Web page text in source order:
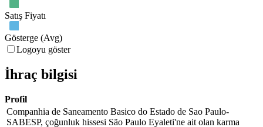
Satış Fiyatı
Gösterge (Avg)
Logoyu göster
İhraç bilgisi
Profil
Companhia de Saneamento Basico do Estado de Sao Paulo-
SABESP, çoğunluk hissesi São Paulo Eyaleti'ne ait olan karma